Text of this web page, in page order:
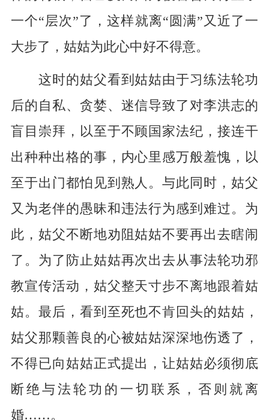
一个“层次”了，这样就离“圆满”又近了一
大步了，姑姑为此心中好不得意。
这时的姑父看到姑姑由于习练法轮功
后的自私、贪婪、迷信导致了对李洪志的
盲目崇拜，以至于不顾国家法纪，接连干
出种种出格的事，内心里感万般羞愧，以
至于出门都怕见到熟人。与此同时，姑父
又为老伴的愚昧和违法行为感到难过。为
此，姑父不断地劝阻姑姑不要再出去瞎闹
了。为了防止姑姑再次出去从事法轮功邪
教宣传活动，姑父整天寸步不离地跟着姑
姑。最后，看到至死也不肯回头的姑姑，
姑父那颗善良的心被姑姑深深地伤透了，
不得已向姑姑正式提出，让姑姑必须彻底
断绝与法轮功的一切联系，否则就离
婚……。